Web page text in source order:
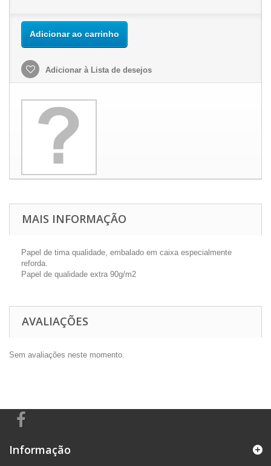
Adicionar ao carrinho
Adicionar à Lista de desejos
MAIS INFORMAÇÃO
Papel de tima qualidade, embalado em caixa especialmente
reforda.
Papel de qualidade extra 90g/m2
AVALIAÇÕES
Sem avaliações neste momento.
Informação